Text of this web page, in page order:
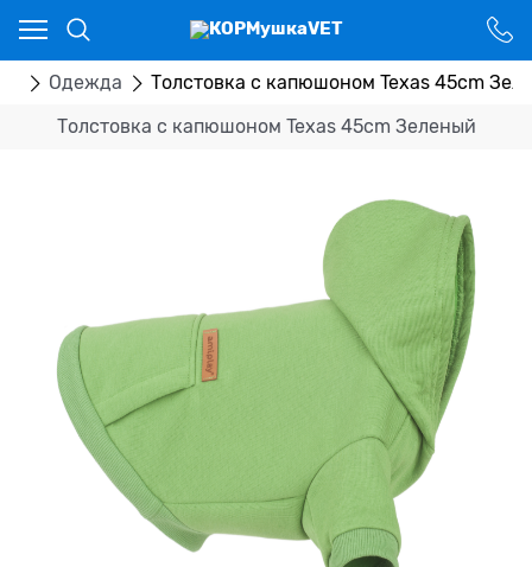
Одежда Толстовка с капюшоном Texas 45cm
Толстовка с капюшоном Texas 45cm Зеленый
Ваш город - Костанай,
угадали?
НЕТ